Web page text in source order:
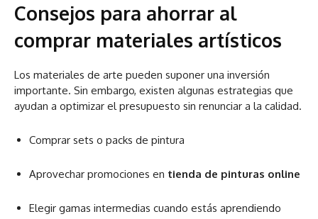
Consejos para ahorrar al
comprar materiales artísticos
Los materiales de arte pueden suponer una inversión
importante. Sin embargo, existen algunas estrategias que
ayudan a optimizar el presupuesto sin renunciar a la calidad.
Comprar sets o packs de pintura
Aprovechar promociones en tienda de pinturas online
Elegir gamas intermedias cuando estás aprendiendo